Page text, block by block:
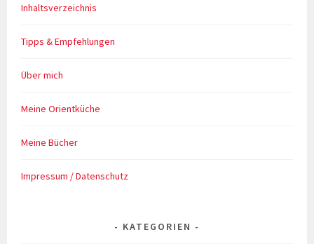
Inhaltsverzeichnis
Tipps & Empfehlungen
Über mich
Meine Orientküche
Meine Bücher
Impressum / Datenschutz
KATEGORIEN